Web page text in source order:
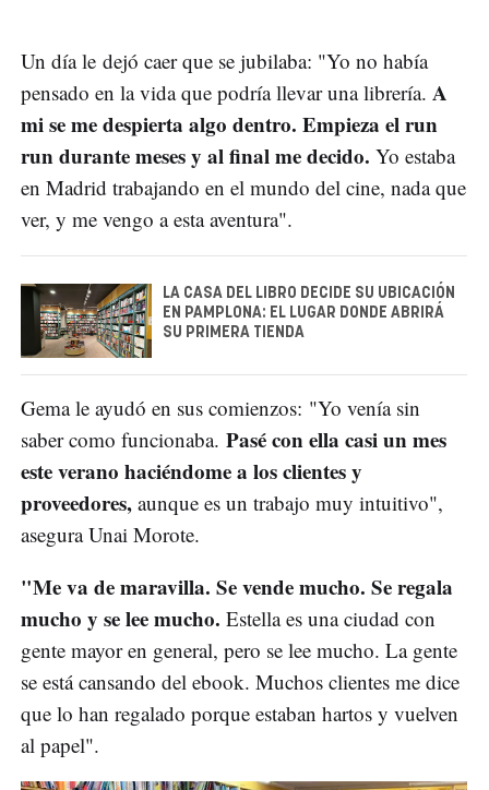
Un día le dejó caer que se jubilaba: "Yo no había
pensado en la vida que podría llevar una librería. A
mi se me despierta algo dentro. Empieza el run
run durante meses y al final me decido. Yo estaba
en Madrid trabajando en el mundo del cine, nada que
ver, y me vengo a esta aventura".
LA CASA DEL LIBRO DECIDE SU UBICACIÓN
EN PAMPLONA: EL LUGAR DONDE ABRIRÁ
SU PRIMERA TIENDA
Gema le ayudó en sus comienzos: "Yo venía sin
saber como funcionaba. Pasé con ella casi un mes
este verano haciéndome a los clientes y
proveedores, aunque es un trabajo muy intuitivo",
asegura Unai Morote.
"Me va de maravilla. Se vende mucho. Se regala
mucho y se lee mucho. Estella es una ciudad con
gente mayor en general, pero se lee mucho. La gente
se está cansando del ebook. Muchos clientes me dice
que lo han regalado porque estaban hartos y vuelven
al papel".